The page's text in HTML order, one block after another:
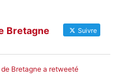
Bretagne Suivre
Bretagne a retweeté